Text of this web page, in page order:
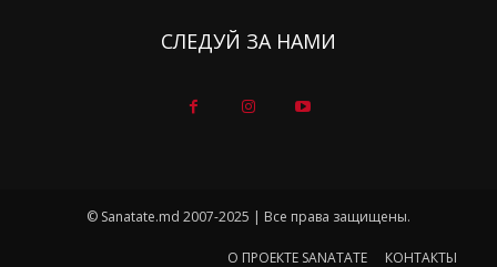
СЛЕДУЙ ЗА НАМИ
© Sanatate.md 2007-2025 | Все права защищены.
О ПРОЕКТЕ SANATATE КОНТАКТЫ